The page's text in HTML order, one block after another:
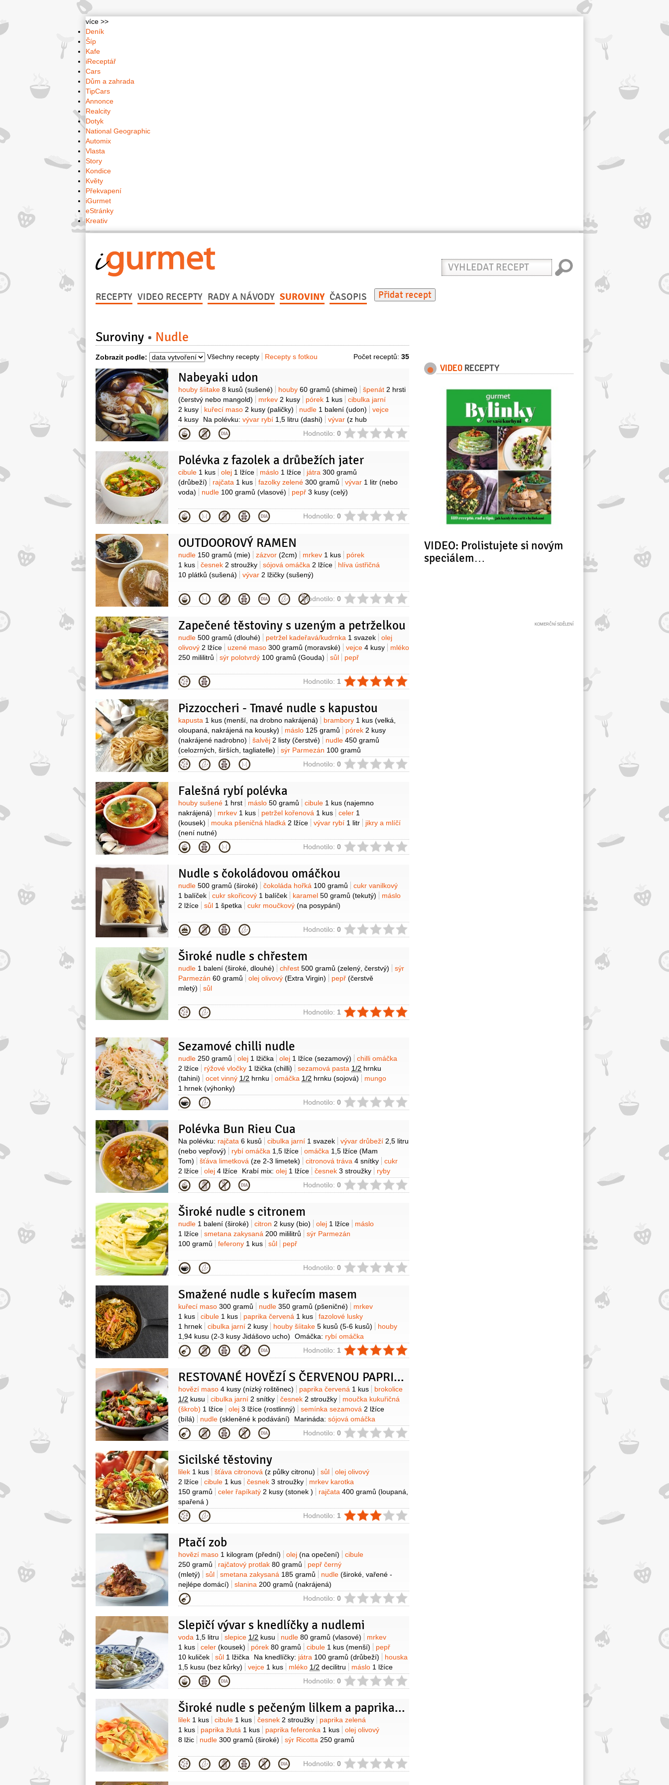
více >>
Deník
Šíp
Kafe
iReceptář
Cars
Dům a zahrada
TipCars
Annonce
Realcity
Dotyk
National Geographic
Automix
Vlasta
Story
Kondice
Květy
Překvapení
iGurmet
eStránky
Kreativ
Vyhledat
recept
RECEPTY VIDEO RECEPTY RADY A NÁVODY SUROVINY ČASOPIS Přidat recept
Suroviny Nudle
Zobrazit podle: Všechny recepty Recepty s fotkou Počet receptů: 35
Nabeyaki udon
Suroviny
houby šíitake 8 kusů (sušené) houby 60 gramů (shimei) špenát 2 hrsti
(čerstvý nebo mangold)
mrkev 2 kusy pórek 1 kus
cibulka jarní
2 kusy
kuřecí maso 2 kusy (paličky) nudle 1 balení (udon)
vejce
4 kusy
Na polévku: vývar rybí 1,5 litru (dashi) vývar (z hub
shitake)
víno rýžové sójová omáčka 3 lžíce
sůl
2 lžičky
semínka sezamová(černá k podávání) Tempura: krevety
200 mililitrů (ledová) moučka kukuřičná (škrob) olej(na smažení
rostlinný:sezamový 10:1)
Kategorie Hodnotilo: 0
Polévka z fazolek a drůbežích jater
Suroviny
cibule 1 kus olej 1 lžíce máslo 1 lžíce játra 300 gramů
(drůbeží)
rajčata 1 kus fazolky zelené 300 gramů vývar 1 litr (nebo
voda)
nudle 100 gramů (vlasové) pepř 3 kusy (celý)
Kategorie Hodnotilo: 0
OUTDOOROVÝ RAMEN
Suroviny
nudle 150 gramů (mie) zázvor (2cm) mrkev 1 kus
pórek
1 kus
česnek 2 stroužky sójová omáčka 2 lžíce
hlíva ústřičná
10 plátků (sušená) vývar 2 lžičky (sušený)
Kategorie Hodnotilo: 0
Zapečené těstoviny s uzeným a petrželkou
Suroviny
nudle 500 gramů (dlouhé) petržel kadeřavá/kudrnka 1 svazek
olej
olivový 2 lžíce uzené maso 300 gramů (moravské) vejce 4 kusy
mléko
250 mililitrů
sýr polotvrdý 100 gramů (Gouda) sůl pepř
Kategorie Hodnotilo: 1
Pizzoccheri - Tmavé nudle s kapustou
Suroviny
kapusta 1 kus (menší, na drobno nakrájená) brambory 1 kus (velká,
oloupaná, nakrájená na kousky)
máslo 125 gramů pórek 2 kusy
(nakrájené nadrobno)
šalvěj 2 listy (čerstvé) nudle 450 gramů
(celozrných, širších, tagliatelle)
sýr Parmezán 100 gramů
(nastrouhaný)
sýr polotvrdý 175 gramů (Blaťácké zlato, lépe sýr Fontina
- na kousky)
sůl
Kategorie Hodnotilo: 0
Falešná rybí polévka
Suroviny
houby sušené 1 hrst máslo 50 gramů cibule 1 kus (najemno
nakrájená)
mrkev 1 kus petržel kořenová 1 kus celer 1
(kousek)
mouka pšeničná hladká 2 lžíce vývar rybí 1 litr
jikry a mlíčí
(není nutné)
Kategorie Hodnotilo: 0
Nudle s čokoládovou omáčkou
Suroviny
nudle 500 gramů (široké) čokoláda hořká 100 gramů
cukr vanilkový
1 balíček
cukr skořicový 1 balíček karamel 50 gramů (tekutý)
máslo
2 lžíce
sůl 1 špetka cukr moučkový (na posypání)
Kategorie Hodnotilo: 0
Široké nudle s chřestem
Suroviny
nudle 1 balení (široké, dlouhé) chřest 500 gramů (zelený, čerstvý)
sýr
Parmezán 60 gramů olej olivový (Extra Virgin) pepř (čerstvě
mletý)
sůl
Kategorie Hodnotilo: 1
Sezamové chilli nudle
Suroviny
nudle 250 gramů olej 1 lžička olej 1 lžíce (sezamový)
chilli omáčka
2 lžíce
rýžové vločky 1 lžička (chilli) sezamová pasta 1/2 hrnku
(tahini)
ocet vinný 1/2 hrnku omáčka 1/2 hrnku (sojová)
mungo
1 hrnek (výhonky)
Kategorie Hodnotilo: 0
Polévka Bun Rieu Cua
Suroviny
Na polévku: rajčata 6 kusů cibulka jarní 1 svazek vývar drůbeží 2,5 litru
(nebo vepřový)
rybí omáčka 1,5 lžíce omáčka 1,5 lžíce (Mam
Tom)
šťáva limetková (ze 2-3 limetek) citronová tráva 4 snítky
cukr
2 lžíce
olej 4 lžíce Krabí mix: olej 1 lžíce česnek 3 stroužky
ryby
nakládané
2 plechovky (krabí mix na polévku) vejce 4 kusy
cibulka
jarní4 snítky K podávání: nudle300 gramů (bun)
salát ledový
Kategorie Hodnotilo: 0
Široké nudle s citronem
Suroviny
nudle 1 balení (široké) citron 2 kusy (bio) olej 1 lžíce
máslo
1 lžíce
smetana zakysaná 200 mililitrů
sýr Parmezán
100 gramů
feferony 1 kus sůl pepř
Kategorie Hodnotilo: 0
Smažené nudle s kuřecím masem
Suroviny
kuřecí maso 300 gramů nudle 350 gramů (pšeničné)
mrkev
1 kus
cibule 1 kus paprika červená 1 kus
fazolové lusky
1 hrnek
cibulka jarní 2 kusy houby šíitake 5 kusů (5-6 kusů)
houby
1,94 kusu (2-3 kusy Jidášovo ucho) Omáčka: rybí omáčka
2 lžičky
ústřicová omáčka2 lžičky sójová omáčka
2 lžíce
(světlá)
sójová omáčka2 lžičky (tmavá) olej sezamový2 lžičky
cukr
Kategorie Hodnotilo: 1
RESTOVANÉ HOVĚZÍ S ČERVENOU PAPRIKOU A BROKOLICÍ
Suroviny
hovězí maso 4 kusy (nízký roštěnec) paprika červená 1 kus
brokolice
1/2 kusu cibulka jarní 2 snítky česnek 2 stroužky
moučka kukuřičná
(škrob) 1 lžíce olej 3 lžíce (rostlinný) semínka sezamová 2 lžíce
(bílá)
nudle (skleněné k podávání) Marináda: sójová omáčka
5 lžic
ocet rýžový 2 lžíce zázvor 1 lžíce (nastrouhaný)
kmín římský
1 lžička (drcený) koření chilli1 lžíce (vločky) med1 lžíce
Kategorie Hodnotilo: 0
Sicilské těstoviny
Suroviny
lilek 1 kus šťáva citronová (z půlky citronu) sůl
olej olivový
2 lžíce
cibule 1 kus česnek 3 stroužky
mrkev karotka
150 gramů
celer řapíkatý 2 kusy (stonek ) rajčata 400 gramů (loupaná,
spařená )
Kategorie Hodnotilo: 1
Ptačí zob
Suroviny
hovězí maso 1 kilogram (přední) olej (na opečení)
cibule
250 gramů
rajčatový protlak 80 gramů
pepř černý
(mletý)
sůl smetana zakysaná 185 gramů nudle (široké, vařené -
nejlépe domácí)
slanina 200 gramů (nakrájená)
Kategorie Hodnotilo: 0
Slepičí vývar s knedlíčky a nudlemi
Suroviny
voda 1,5 litru slepice 1/2 kusu nudle 80 gramů (vlasové)
mrkev
1 kus
celer (kousek) pórek 80 gramů cibule 1 kus (menší)
pepř
10 kuliček
sůl 1 lžička Na knedlíčky: játra 100 gramů (drůbeží)
houska
1,5 kusu (bez kůrky) vejce 1 kus mléko 1/2 decilitru máslo 1 lžíce
(rozpuštěné)
mouka pšeničná polohrubá 1 lžička
česnek
1 stroužek
pepř černý(mletý) sůl
Kategorie Hodnotilo: 0
Široké nudle s pečeným lilkem a paprikami
Suroviny
lilek 1 kus cibule 1 kus česnek 2 stroužky
paprika zelená
1 kus
paprika žlutá 1 kus paprika feferonka 1 kus
olej olivový
8 lžic
nudle 300 gramů (široké) sýr Ricotta 250 gramů
Kategorie Hodnotilo: 0
VIDEO RECEPTY
VIDEO: Prolistujete si novým
speciálem…